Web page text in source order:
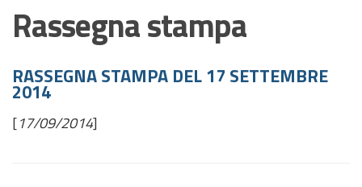
Rassegna stampa
RASSEGNA STAMPA DEL 17 SETTEMBRE
2014
[17/09/2014]